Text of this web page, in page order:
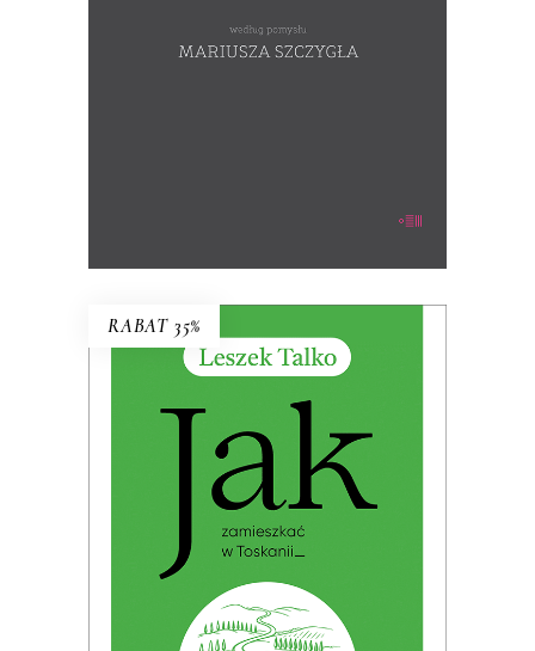
RABAT 35%
JAK ZAMIESZKAĆ W TOSKANII
Premiera: 19 maja 2026
49.99zł 32.49
KSIĄŻKA DO KOSZYKA